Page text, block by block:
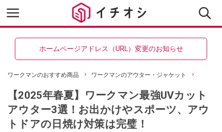
ホームページアドレス（URL）変更のお知らせ
ワークマンのおすすめ商品 ワークマンのアウター・ジャケット
【2025年春夏】ワークマン最強UVカット
アウター3選！お出かけやスポーツ、アウ
トドアの日焼け対策は完璧！